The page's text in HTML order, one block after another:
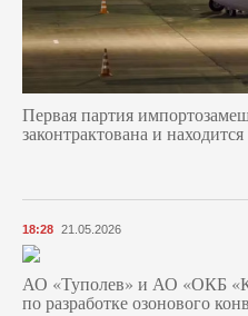
Первая партия
законтрактована и
18:28 21.05.2026
АО «Туполев» и АО «ОКБ
по разработке озонового